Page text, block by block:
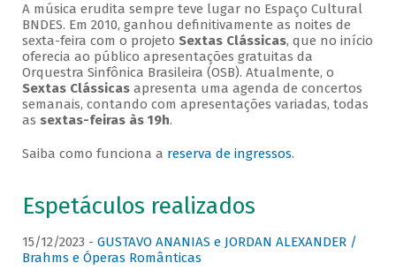
A música erudita sempre teve lugar no Espaço Cultural
BNDES. Em 2010, ganhou definitivamente as noites de
sexta-feira com o projeto Sextas Clássicas, que no início
oferecia ao público apresentações gratuitas da
Orquestra Sinfônica Brasileira (OSB). Atualmente, o
Sextas Clássicasapresenta uma agenda de concertos
semanais, contando com apresentações variadas, todas
as sextas-feiras às 19h.
Saiba como funciona a reserva de ingressos.
Espetáculos realizados
15/12/2023 - GUSTAVO ANANIAS e JORDAN ALEXANDER /
Brahms e Óperas Românticas